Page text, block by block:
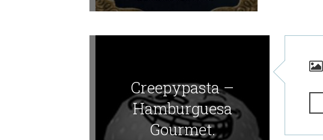
Creepypasta –
Hamburguesa
Gourmet.